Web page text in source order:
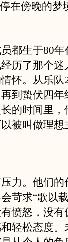
在傍晚的梦
生于80年
历了那个迷
怀。从乐队
到蛰伏四年
的时间里
被叫做理想
。他们的
苛求“歌以
愤怒，没有
轻松态度。